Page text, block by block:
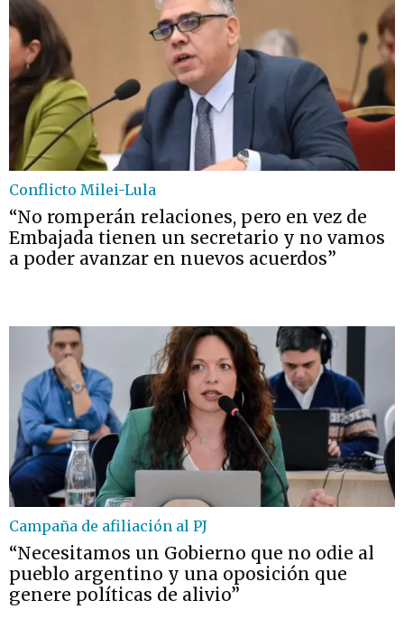
Conflicto Milei-Lula
“No romperán relaciones, pero en vez de
Embajada tienen un secretario y no vamos
a poder avanzar en nuevos acuerdos”
Campaña de afiliación al PJ
“Necesitamos un Gobierno que no odie al
pueblo argentino y una oposición que
genere políticas de alivio”